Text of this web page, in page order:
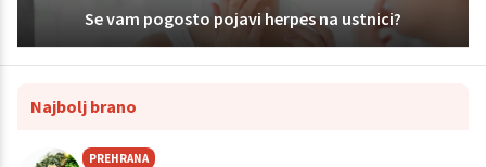
Se vam pogosto pojavi herpes na ustnici?
Najbolj brano
PREHRANA